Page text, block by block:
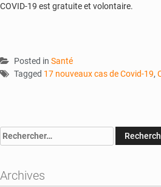
COVID-19 est gratuite et volontaire.
Posted in Santé
Tagged 17 nouveaux cas de Covid-19,
Rechercher :
Archives